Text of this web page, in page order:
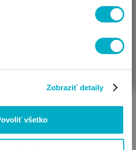
Zobraziť detaily
všetko